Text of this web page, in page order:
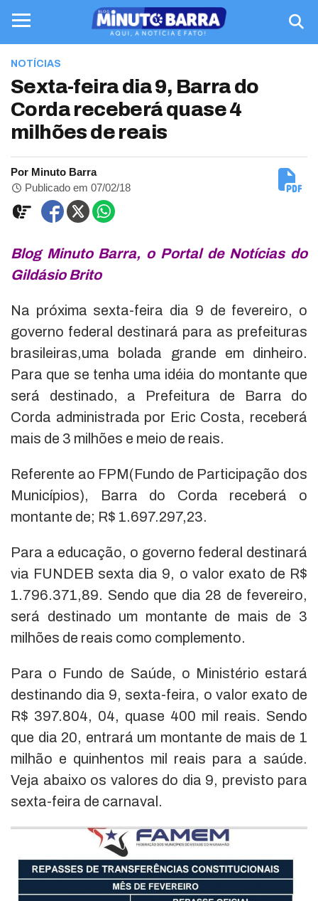
NOTÍCIAS
Sexta-feira dia 9, Barra do
Corda receberá quase 4
milhões de reais
Por Minuto Barra
Publicado em 07/02/18
Blog Minuto Barra, o Portal de Notícias do
Gildásio Brito
Na próxima sexta-feira dia 9 de fevereiro, o
governo federal destinará para as prefeituras
brasileiras,uma bolada grande em dinheiro.
Para que se tenha uma idéia do montante que
será destinado, a Prefeitura de Barra do
Corda administrada por Eric Costa, receberá
mais de 3 milhões e meio de reais.
Referente ao FPM(Fundo de Participação dos
Municípios), Barra do Corda receberá o
montante de; R$ 1.697.297,23.
Para a educação, o governo federal destinará
via FUNDEB sexta dia 9, o valor exato de R$
1.796.371,89. Sendo que dia 28 de fevereiro,
será destinado um montante de mais de 3
milhões de reais como complemento.
Para o Fundo de Saúde, o Ministério estará
destinando dia 9, sexta-feira, o valor exato de
R$ 397.804, 04, quase 400 mil reais. Sendo
que dia 20, entrará um montante de mais de 1
milhão e quinhentos mil reais para a saúde.
Veja abaixo os valores do dia 9, previsto para
sexta-feira de carnaval.